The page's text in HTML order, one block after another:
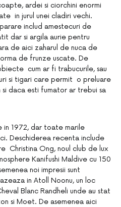
ardei si ciorchini enormi
in jurul unei cladiri vechi.
includ amestecuri de
dar si argila aurie pentru
de aici zaharul de nuca de
de frunze uscate. De
cum ar fi trabucurile, sau
si tigari care permit o preluare
si daca esti fumator ar trebui sa
in 1972, dar toate marile
Deschiderea recenta include
Christina Ong, noul club de lux
Kanifushi Maldive cu 150
noi impresii sunt
in Atoll Noonu, un loc
Blanc Randheli unde au stat
si Moet. De asemenea aici